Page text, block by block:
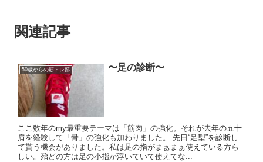
関連記事
50歳からの筋トレ部 〜足の診断〜
ここ数年のmy最重要テーマは「筋肉」の強化。それが去年の五十
肩を経験して「骨」の強化も加わりました。 先日“足型”を診断し
て貰う機会がありました。私は足の指がまぁまぁ使えている方ら
しい。殆どの方は足の小指が浮いていて使えてな...